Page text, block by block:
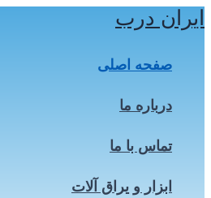
پرش
ایران درب
صفحه اصلی
درباره ما
تماس با ما
ابزار و یراق آلات